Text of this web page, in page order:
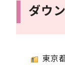
ダウ
東京